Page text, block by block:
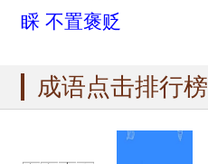
睬 不置褒贬
成语点击排行榜